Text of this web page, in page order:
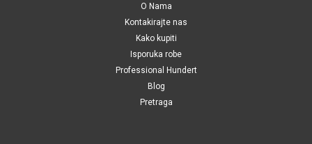
DODAJ U KORPU
O Nama
Kontakirajte nas
Kako kupiti
Isporuka robe
Professional Hundert
Blog
Pretraga